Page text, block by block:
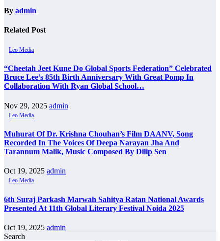
By admin
Related Post
Leo Media
“Cheetah Jeet Kune Do Global Sports Federation” Celebrated
Bruce Lee’s 85th Birth Anniversary With Great Pomp In
Collaboration With Ryan Global School…
Nov 29, 2025 admin
Leo Media
Muhurat Of Dr. Krishna Chouhan’s Film DAANV, Song
Recorded In The Voices Of Deepa Narayan Jha And
Tarannum Malik, Music Composed By Dilip Sen
Oct 19, 2025 admin
Leo Media
6th Suraj Parkash Marwah Sahitya Ratan National Awards
Presented At 11th Global Literary Festival Noida 2025
Oct 19, 2025 admin
Search